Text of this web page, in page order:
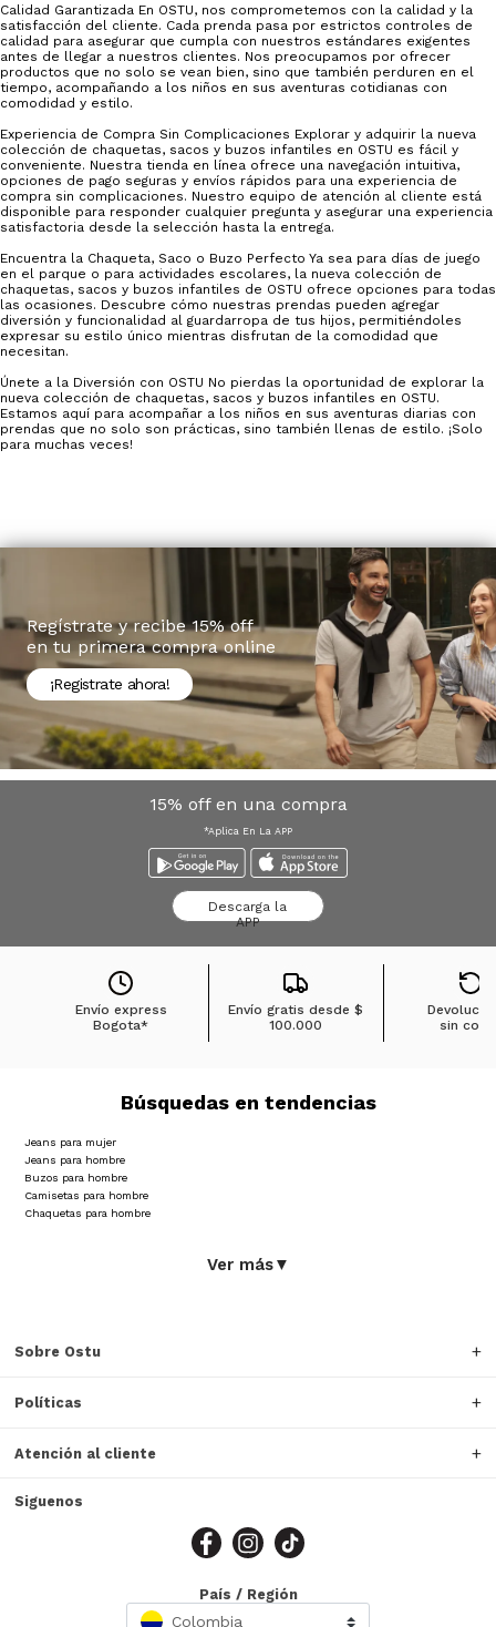
Calidad Garantizada En OSTU, nos comprometemos con la calidad y la
satisfacción del cliente. Cada prenda pasa por estrictos controles de
calidad para asegurar que cumpla con nuestros estándares exigentes
antes de llegar a nuestros clientes. Nos preocupamos por ofrecer
productos que no solo se vean bien, sino que también perduren en el
tiempo, acompañando a los niños en sus aventuras cotidianas con
comodidad y estilo.
Experiencia de Compra Sin Complicaciones Explorar y adquirir la nueva
colección de chaquetas, sacos y buzos infantiles en OSTU es fácil y
conveniente. Nuestra tienda en línea ofrece una navegación intuitiva,
opciones de pago seguras y envíos rápidos para una experiencia de
compra sin complicaciones. Nuestro equipo de atención al cliente está
disponible para responder cualquier pregunta y asegurar una experiencia
satisfactoria desde la selección hasta la entrega.
Encuentra la Chaqueta, Saco o Buzo Perfecto Ya sea para días de juego
en el parque o para actividades escolares, la nueva colección de
chaquetas, sacos y buzos infantiles de OSTU ofrece opciones para todas
las ocasiones. Descubre cómo nuestras prendas pueden agregar
diversión y funcionalidad al guardarropa de tus hijos, permitiéndoles
expresar su estilo único mientras disfrutan de la comodidad que
necesitan.
Únete a la Diversión con OSTU No pierdas la oportunidad de explorar la
nueva colección de chaquetas, sacos y buzos infantiles en OSTU.
Estamos aquí para acompañar a los niños en sus aventuras diarias con
prendas que no solo son prácticas, sino también llenas de estilo. ¡Solo
para muchas veces!
Regístrate y recibe 15% off
en tu primera compra online
¡Registrate ahora!
15% off en una compra
*Aplica En La APP
Descarga la
APP
Envío express
Bogota*
Envío gratis desde$
100.000
sin
Búsquedas en tendencias
Jeans para mujer
Jeans para hombre
Buzos para hombre
Camisetas para hombre
Chaquetas para hombre
Ver más▼
Sobre Ostu
Políticas
Atención al cliente
Siguenos
País / Región
Colombia